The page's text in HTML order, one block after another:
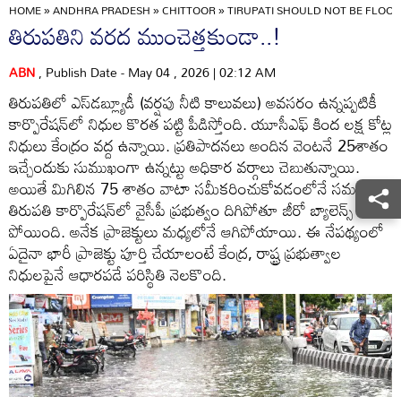
HOME»ANDHRA PRADESH»CHITTOOR»TIRUPATI SHOULD NOT BE
తిరుపతిని వరద ముంచెత్తకుండా..!
ABN, Publish Date - May 04 , 2026 | 02:12 AM
తిరుపతిలో ఎస్‌డబ్ల్యూడీ (వర్షపు నీటి కాలువలు) అవసరం ఉన్నప్పటికీ
కార్పొరేషన్‌లో నిధుల కొరత పట్టి పీడిస్తోంది. యూసీఎఫ్‌ కింద లక్ష కోట్ల
నిధులు కేంద్రం వద్ద ఉన్నాయి. ప్రతిపాదనలు అందిన వెంటనే 25శాతం
ఇచ్చేందుకు సుముఖంగా ఉన్నట్టు అధికార వర్గాలు చెబుతున్నాయి.
అయితే మిగిలిన 75 శాతం వాటా సమీకరించుకోవడంలోనే సమస్య.
తిరుపతి కార్పొరేషన్‌లో వైసీపీ ప్రభుత్వం దిగిపోతూ జీరో బ్యాలెన్స్‌ చేసి
పోయింది. అనేక ప్రాజెక్టులు మధ్యలోనే ఆగిపోయాయి. ఈ నేపథ్యంలో
ఏదైనా భారీ ప్రాజెక్టు పూర్తి చేయాలంటే కేంద్ర, రాష్ట్ర ప్రభుత్వాల
నిధులపైనే ఆధారపడే పరిస్థితి నెలకొంది.